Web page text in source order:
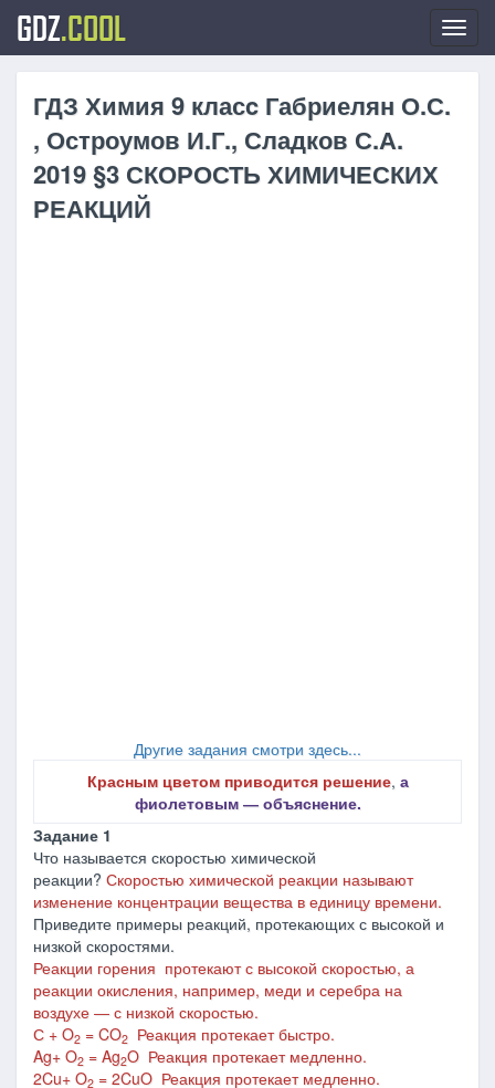
GDZ.COOL
ГДЗ Химия 9 класc Габриелян О.С.
, Остроумов И.Г., Сладков С.А.
2019 §3 СКОРОСТЬ ХИМИЧЕСКИХ
РЕАКЦИЙ
Другие задания смотри здесь...
Красным цветом приводится решение, а
фиолетовым ― объяснение.
Задание 1
Что называется скоростью химической
реакции? Скоростью химической реакции называют
изменение концентрации вещества в единицу времени.
Приведите примеры реакций, протекающих с высокой и
низкой скоростями.
Реакции горения протекают с высокой скоростью, а
реакции окисления, например, меди и серебра на
воздухе ― с низкой скоростью.
С + O2 = CO2 Реакция протекает быстро.
Ag+ O2 = Ag2O Реакция протекает медленно.
2Cu+ O2 = 2CuO Реакция протекает медленно.